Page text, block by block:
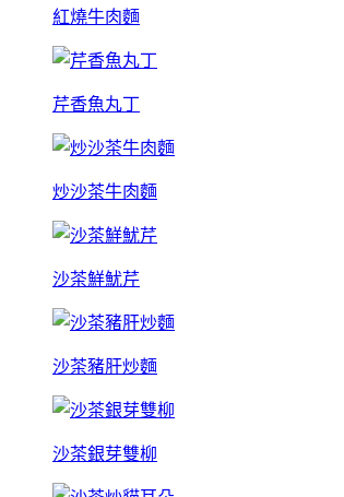
紅燒牛肉麵
芹香魚丸丁
炒沙茶牛肉麵
沙茶鮮魷芹
沙茶豬肝炒麵
沙茶銀芽雙柳